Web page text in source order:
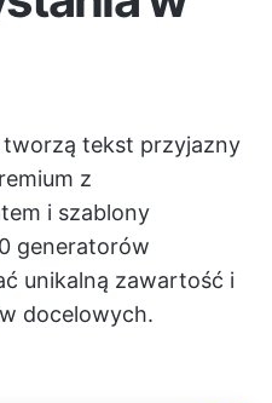
tekst przyjazny
z
i szablony
generatorów
unikalną zawartość i
docelowych.